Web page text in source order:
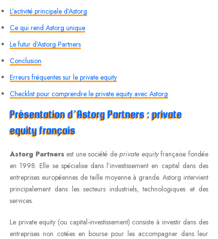
L’activité principale d’Astorg
Ce qui rend Astorg unique
Le futur d’Astorg Partners
Conclusion
Erreurs fréquentes sur le private equity
Checklist pour comprendre le private equity avec Astorg
Présentation d’Astorg Partners : private
equity français
Astorg Partnersest une société deprivate equityfrançaise fondée
en 1998. Elle se spécialise dans l’investissement en capital dans des
entreprises européennes de taille moyenne à grande. Astorg intervient
principalement dans les secteurs industriels, technologiques et des
services.
Le private equity (ou capital-investissement) consiste à investir dans des
entreprises non cotées en bourse pour les accompagner dans leur